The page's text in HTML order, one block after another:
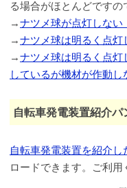
る場合がほとんどですの
→ナツメ球が点灯しない
→ナツメ球は明るく点灯
→ナツメ球は明るく点
しているが機材が作動し
自転車発電装置紹介パ
自転車発電装置を紹介し
ロードできます。ご利用